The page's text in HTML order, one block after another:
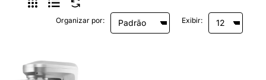
Organizar por: Exibir: